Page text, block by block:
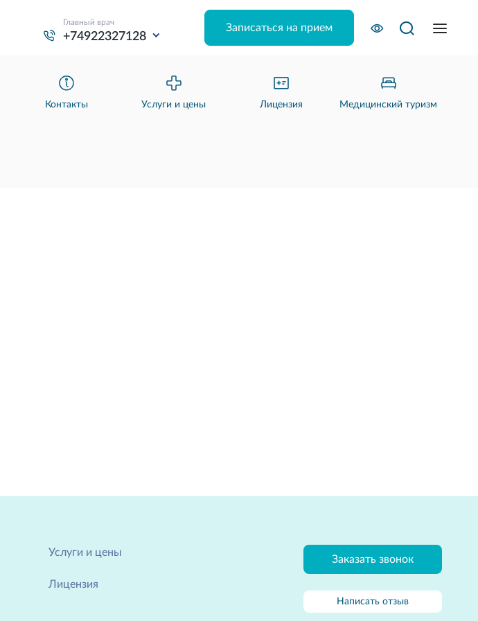
Контакты Услуги и цены Лицензия Медицинский туризм
Главный врач
+74922327128
Записаться на прием
Услуги и цены
Лицензия
Заказать звонок
Написать отзыв